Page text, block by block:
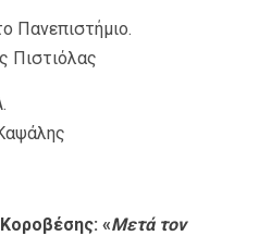
Πανεπιστήμιο.
Πιστιόλας
«Μετά τον